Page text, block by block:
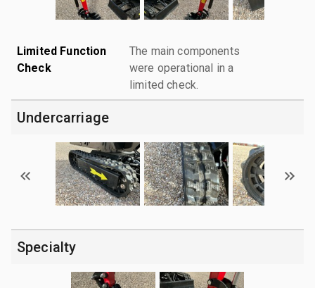
Limited Function
Check
The main components
were operational in a
limited check.
Undercarriage
Specialty